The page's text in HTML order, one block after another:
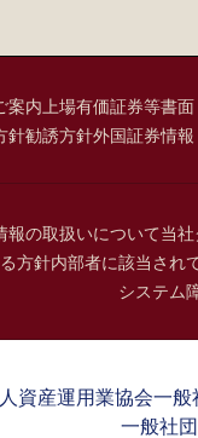
案内 上場有価証券等書
針勧誘方針外国証券情
報の取扱いについて当
方針内部者に該当され
システム
資産運用業協会一般
一般社